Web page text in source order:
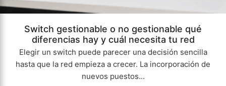
Switch gestionable o no gestionable qué
diferencias hay y cuál necesita tu red
Elegir un switch puede parecer una decisión sencilla
hasta que la red empieza a crecer. La incorporación de
nuevos puestos...